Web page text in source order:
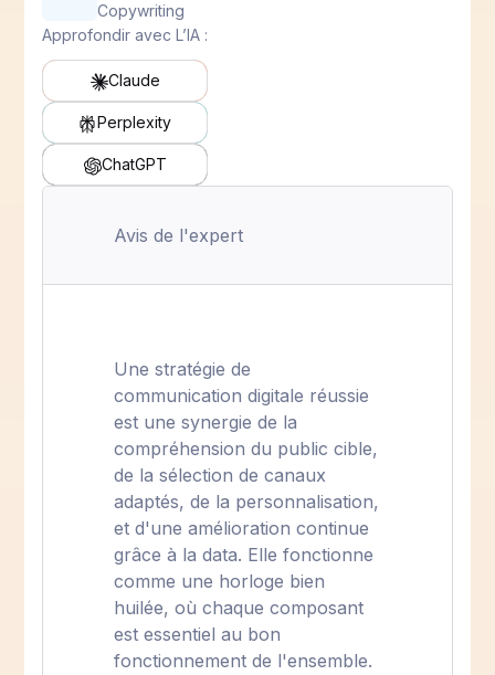
Copywriting
Approfondir avec L’IA :
Claude
Perplexity
ChatGPT
Avis de l'expert
Une stratégie de
communication digitale réussie
est une synergie de la
compréhension du public cible,
de la sélection de canaux
adaptés, de la personnalisation,
et d'une amélioration continue
grâce à la data. Elle fonctionne
comme une horloge bien
huilée, où chaque composant
est essentiel au bon
fonctionnement de l'ensemble.